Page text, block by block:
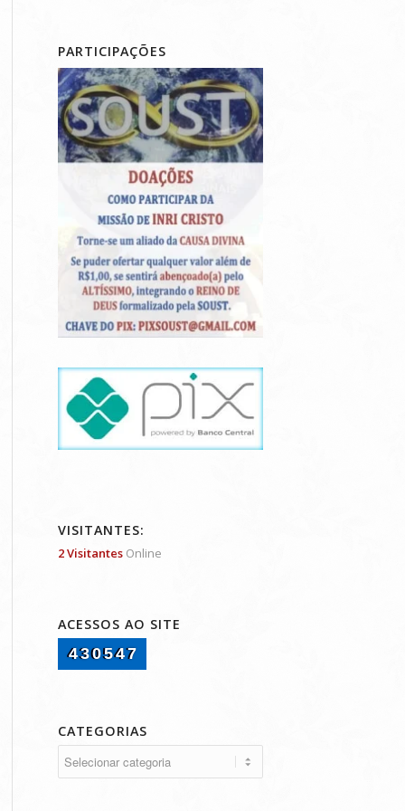
PARTICIPAÇÕES
VISITANTES:
2 VisitantesOnline
ACESSOS AO SITE
430547
CATEGORIAS